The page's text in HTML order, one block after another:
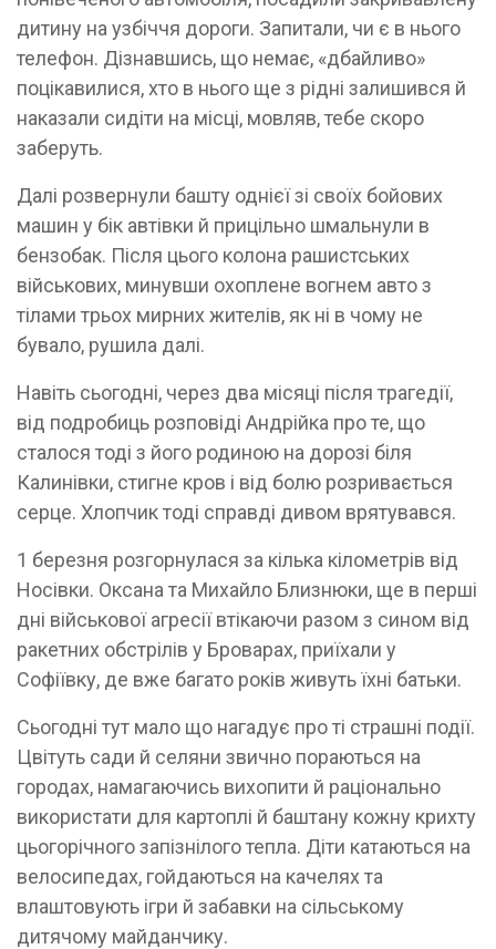
дитину на узбіччя дороги. Запитали, чи є в нього
телефон. Дізнавшись, що немає, «дбайливо»
поцікавилися, хто в нього ще з рідні залишився й
наказали сидіти на місці, мовляв, тебе скоро
заберуть.
Далі розвернули башту однієї зі своїх бойових
машин у бік автівки й прицільно шмальнули в
бензобак. Після цього колона рашистських
військових, минувши охоплене вогнем авто з
тілами трьох мирних жителів, як ні в чому не
бувало, рушила далі.
Навіть сьогодні, через два місяці після трагедії,
від подробиць розповіді Андрійка про те, що
сталося тоді з його родиною на дорозі біля
Калинівки, стигне кров і від болю розривається
серце. Хлопчик тоді справді дивом врятувався.
1 березня розгорнулася за кілька кілометрів від
Носівки. Оксана та Михайло Близнюки, ще в перші
дні військової агресії втікаючи разом з сином від
ракетних обстрілів у Броварах, приїхали у
Софіївку, де вже багато років живуть їхні батьки.
Сьогодні тут мало що нагадує про ті страшні події.
Цвітуть сади й селяни звично пораються на
городах, намагаючись вихопити й раціонально
використати для картоплі й баштану кожну крихту
цьогорічного запізнілого тепла. Діти катаються на
велосипедах, гойдаються на качелях та
влаштовують ігри й забавки на сільському
дитячому майданчику.